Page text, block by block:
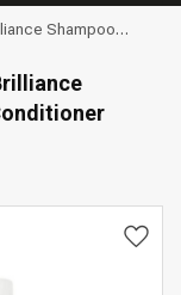
Shampoo